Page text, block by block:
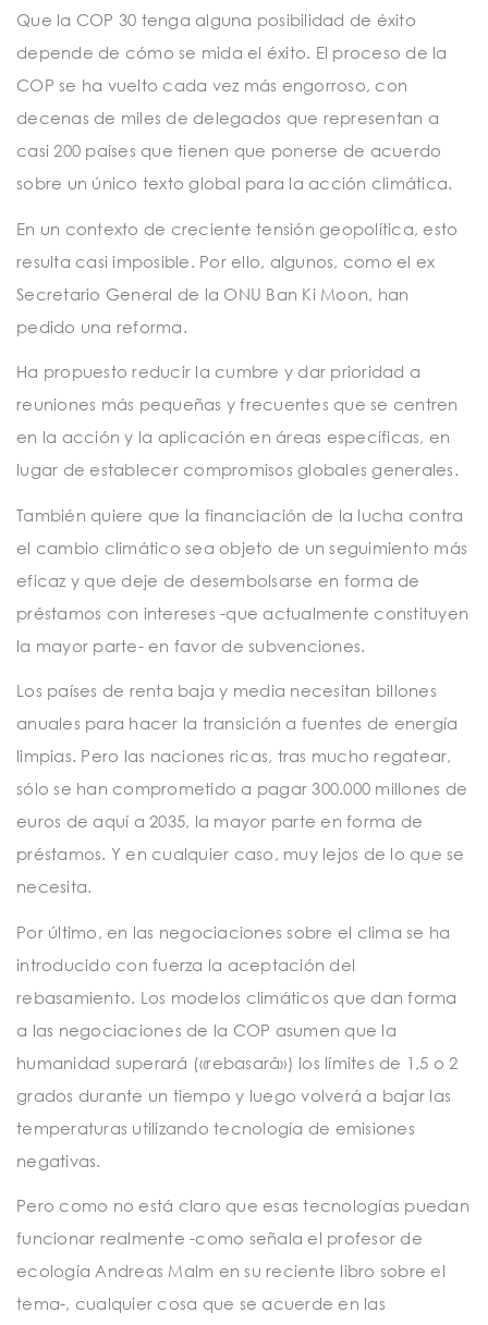
Que la COP 30 tenga alguna posibilidad de éxito
depende de cómo se mida el éxito. El proceso de la
COP se ha vuelto cada vez más engorroso, con
decenas de miles de delegados que representan a
casi 200 países que tienen que ponerse de acuerdo
sobre un único texto global para la acción climática.
En un contexto de creciente tensión geopolítica, esto
resulta casi imposible. Por ello, algunos, como el ex
Secretario General de la ONU Ban Ki Moon, han
pedido una reforma.
Ha propuesto reducir la cumbre y dar prioridad a
reuniones más pequeñas y frecuentes que se centren
en la acción y la aplicación en áreas específicas, en
lugar de establecer compromisos globales generales.
También quiere que la financiación de la lucha contra
el cambio climático sea objeto de un seguimiento más
eficaz y que deje de desembolsarse en forma de
préstamos con intereses -que actualmente constituyen
la mayor parte- en favor de subvenciones.
Los países de renta baja y media necesitan billones
anuales para hacer la transición a fuentes de energía
limpias. Pero las naciones ricas, tras mucho regatear,
sólo se han comprometido a pagar 300.000 millones de
euros de aquí a 2035, la mayor parte en forma de
préstamos. Y en cualquier caso, muy lejos de lo que se
necesita.
Por último, en las negociaciones sobre el clima se ha
introducido con fuerza la aceptación del
rebasamiento. Los modelos climáticos que dan forma
a las negociaciones de la COP asumen que la
humanidad superará («rebasará») los límites de 1,5 o 2
grados durante un tiempo y luego volverá a bajar las
temperaturas utilizando tecnología de emisiones
negativas.
Pero como no está claro que esas tecnologías puedan
funcionar realmente -como señala el profesor de
ecología Andreas Malm en su reciente libro sobre el
tema-, cualquier cosa que se acuerde en las